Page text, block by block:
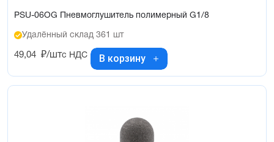
PSU-06OG Пневмоглушитель полимерный G1/8
Удалённый склад 361 шт
49,04 ₽/штс НДС В корзину